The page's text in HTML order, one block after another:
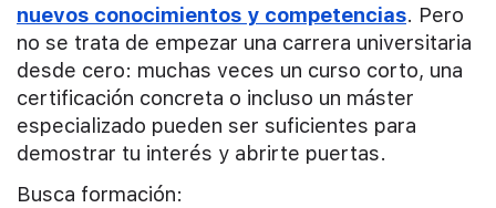
nuevos conocimientos y competencias. Pero
no se trata de empezar una carrera universitaria
desde cero: muchas veces un curso corto, una
certificación concreta o incluso un máster
especializado pueden ser suficientes para
demostrar tu interés y abrirte puertas.
Busca formación: